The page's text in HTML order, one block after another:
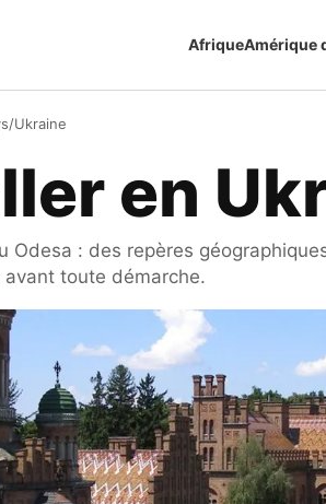
AfriqueAmérique
/Ukraine
en
Odesa : des repères
toute démarche.